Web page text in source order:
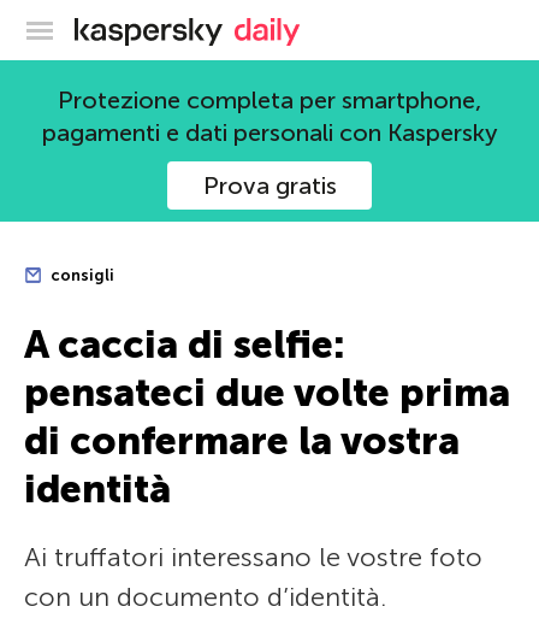
Blog ufficiale di Kaspersky
Protezione completa per smartphone,
pagamenti e dati personali con Kaspersky
Prova gratis
consigli
A caccia di selfie:
pensateci due volte prima
di confermare la vostra
identità
Ai truffatori interessano le vostre foto
con un documento d’identità.